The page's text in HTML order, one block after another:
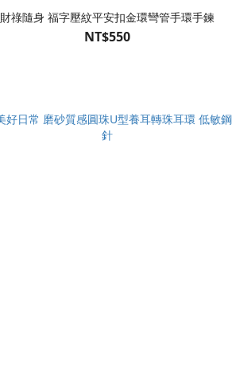
財祿隨身 福字壓紋平安扣金環彎管手環手鍊
NT$550